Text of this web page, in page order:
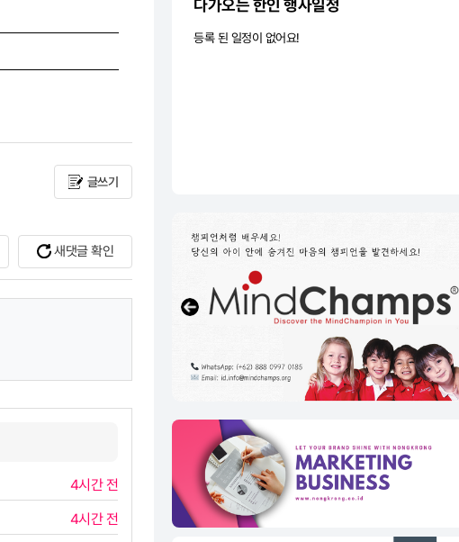
글쓰기
새댓글 확인
4시간 전
4시간 전
다가오는 한인 행사일정
등록 된 일정이 없어요!